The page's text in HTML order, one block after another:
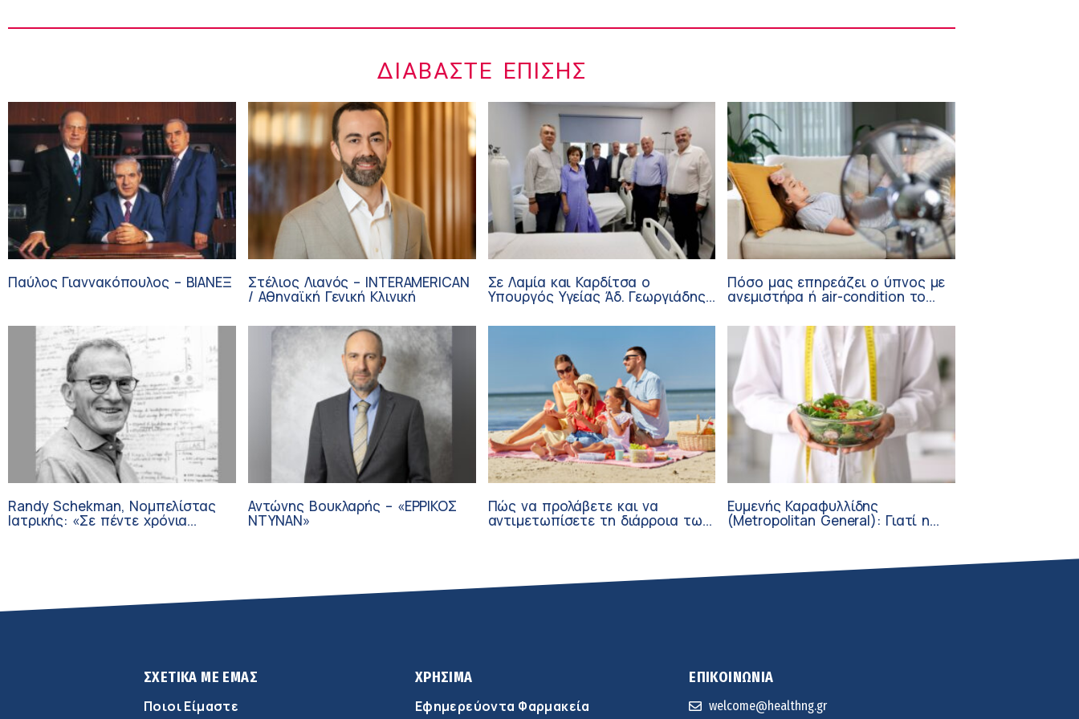
αναβολή στράτευσης ιατρών που
ΔΙΑΒΆΣΤΕ ΕΠΊΣΗΣ
Παύλος Γιαννακόπουλος – ΒΙΑΝΕΞ Στέλιος Λιανός – INTERAMERICAN
/ Αθηναϊκή Γενική Κλινική
Σε Λαμία και Καρδίτσα ο
Υπουργός Υγείας Άδ. Γεωργιάδης
ασθενοφόρων του ΕΚΑΒ και τα
Πόσο μας επηρεάζει ο ύπνος με
ανεμιστήρα ή air-condition το
Randy Schekman, Νομπελίστας
Ιατρικής: «Σε πέντε χρόνια
Αντώνης Βουκλαρής – «ΕΡΡΙΚΟΣ
ΝΤΥΝΑΝ»
Πώς να προλάβετε και να
αντιμετωπίσετε τη διάρροια των
Ευμενής Καραφυλλίδης
(Metropolitan General): Γιατί η
ΣΧΕΤΙΚΑ ΜΕ ΕΜΑΣ
Ποιοι Είμαστε
ΧΡΗΣΙΜΑ
Εφημερεύοντα Φαρμακεία
ΕΠΙΚΟΙΝΩΝΙΑ
welcome@healthng.gr